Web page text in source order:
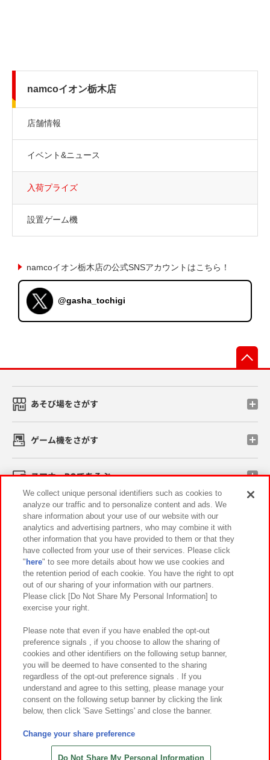
namcoイオン栃木店
店舗情報
イベント&ニュース
入荷プライズ
設置ゲーム機
namcoイオン栃木店の公式SNSアカウントはこちら！
@gasha_tochigi
あそび場をさがす
ゲーム機をさがす
スマホ・PCであそぶ
イベント・キャンペーン
関連会社 サステナビリティ サイトポリシー
プライバシーポリシー ウェブアクセシビリティ方針と検証結果
お取引先さまとともに
カスタマーハラスメント対応方針 よくあるご質問・お問い合わせ
©Bandai Namco Amusement Inc.
©Bandai Namco Amusement Lab Inc.
©HANAYASHIKI Co., Ltd. All Rights Reserved.
We collect unique personal identifiers such as cookies to
analyze our traffic and to personalize content and ads. We
share information about your use of our website with our
analytics and advertising partners, who may combine it with
other information that you have provided to them or that they
have collected from your use of their services. Please click
" here" to see more details about how we use cookies and
the retention period of each cookie. You have the right to opt
out of our sharing of your information with our partners.
Please click [Do Not Share My Personal Information] to
exercise your right.
Please note that even if you have enabled the opt-out
preference signals , if you choose to allow the sharing of
cookies and other identifiers on the following setup banner,
you will be deemed to have consented to the sharing
regardless of the opt-out preference signals . If you
understand and agree to this setting, please manage your
consent on the following setup banner by clicking the link
below, then click 'Save Settings' and close the banner.
Change your share preference
Do Not Share My Personal Information